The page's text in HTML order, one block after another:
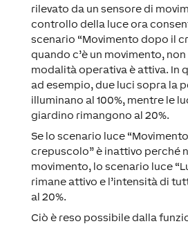
rilevato da un sensore di
controllo della luce ora
scenario “Movimento dopo il
quando c’è un movimento,
modalità operativa è attiva. In
ad esempio, due luci sopra la
illuminano al 100%, mentre le
giardino rimangono al 20%.
Se lo scenario luce
crepuscolo” è inattivo perché
movimento, lo scenario luce
rimane attivo e l’intensità di
al 20%.
Ciò è reso possibile dalla